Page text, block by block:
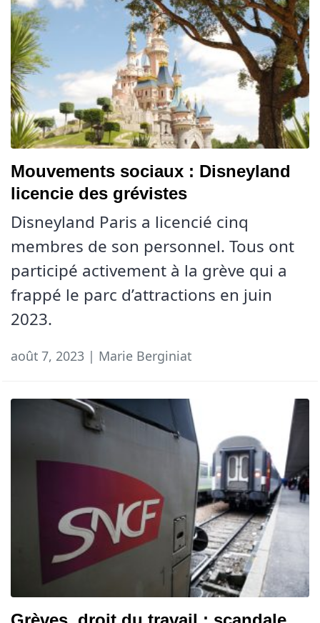
Mouvements sociaux : Disneyland
licencie des grévistes
Disneyland Paris a licencié cinq
membres de son personnel. Tous ont
participé activement à la grève qui a
frappé le parc d’attractions en juin
2023.
août 7, 2023 | Marie Berginiat